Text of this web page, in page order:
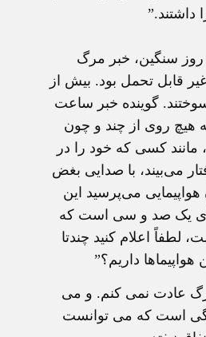
داشتند.”
روز سنگین، خبر مرگ
قابل تحمل بود. بیش از
گوینده ‏خبر ساعت
هیچ روی از چند و چون
مانند کسی که خود را در
‏می‌بیند، با صدایی بغض
هواپیمایی می‌پرسید این
یک صد و سی است که
لطفاً اعلام کنید چندتا
هواپیماها داریم؟”
عادت نمی کنم. و می
است که می توانست